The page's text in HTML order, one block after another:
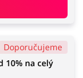
Doporučujeme
10% na celý